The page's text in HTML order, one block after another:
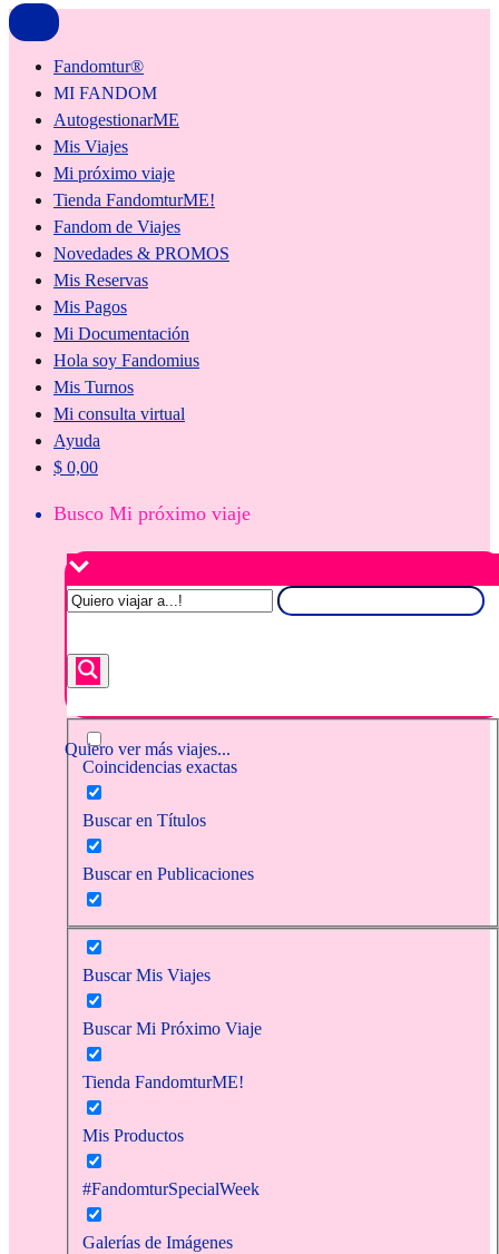
Fandomtur®
MI FANDOM
AutogestionarME
Mis Viajes
Mi próximo viaje
Tienda FandomturME!
Fandom de Viajes
Novedades & PROMOS
Mis Reservas
Mis Pagos
Mi Documentación
Hola soy Fandomius
Mis Turnos
Mi consulta virtual
Ayuda
$ 0,00
Busco Mi próximo viaje
Quiero ver más viajes...
Coincidencias exactas
Buscar en Títulos
Buscar en Publicaciones
Buscar Mis Viajes
Buscar Mi Próximo Viaje
Tienda FandomturME!
Mis Productos
#FandomturSpecialWeek
Galerías de Imágenes